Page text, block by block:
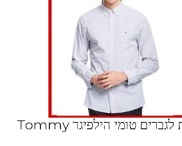
קטלוג חולצות מכופתרות לגברים טומי הילפיגר Tommy